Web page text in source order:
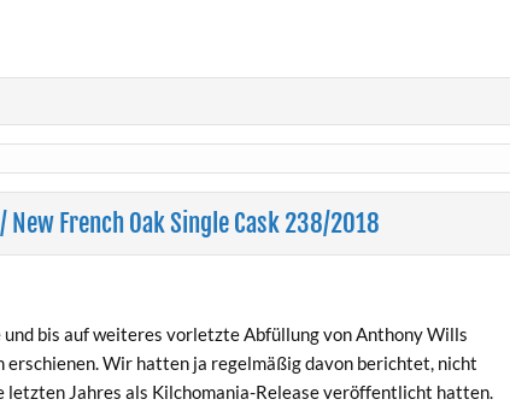
French Oak Single Cask 238/2018
bis auf weiteres vorletzte Abfüllung von Anthony Wills
Wir hatten ja regelmäßig davon berichtet, nicht
letzten Jahres als Kilchomania-Release veröffentlicht hatten.